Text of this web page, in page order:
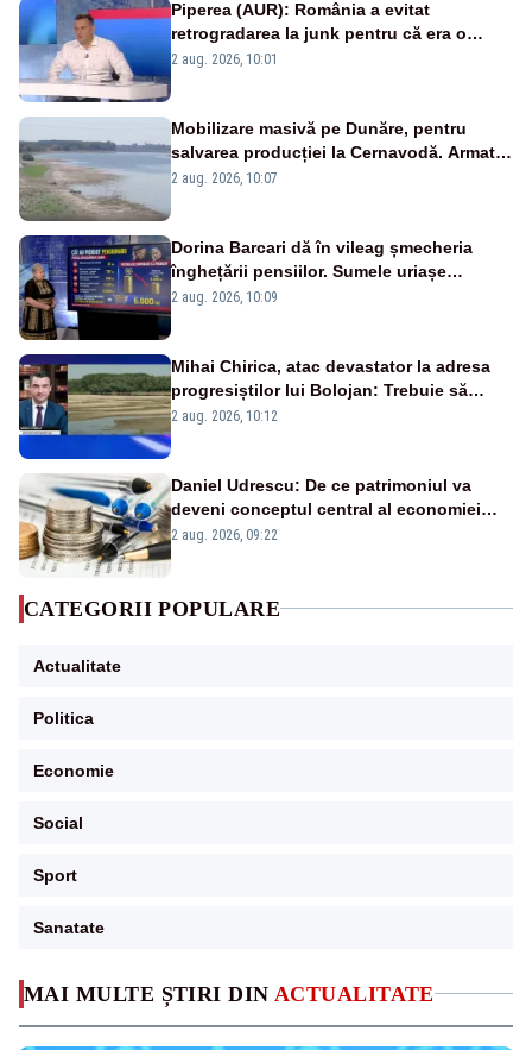
MAI MULTE ȘTIRI DIN ACTUALITATE
Piperea (AUR): România a evitat
retrogradarea la junk pentru că era o
catastrofă pentru bănci și fondurile de
2 aug. 2026, 10:01
Mobilizare masivă pe Dunăre, pentru
salvarea producției la Cernavodă. Armata
va detona o stâncă și va devia apa
2 aug. 2026, 10:07
Dorina Barcari dă în vileag șmecheria
înghețării pensiilor. Sumele uriașe
pierdute de fiecare român
2 aug. 2026, 10:09
Mihai Chirica, atac devastator la adresa
progresiștilor lui Bolojan: Trebuie să
protejăm și natura, dar nu șținem omaneii
2 aug. 2026, 10:12
Daniel Udrescu: De ce patrimoniul va
deveni conceptul central al economiei
viitoare?
2 aug. 2026, 09:22
CATEGORII POPULARE
Actualitate
Politica
Economie
Social
Sport
Sanatate